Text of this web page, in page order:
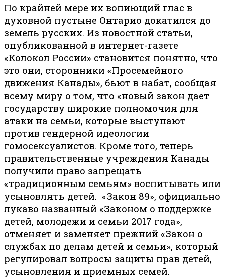
По крайней мере их вопиющий глас в
духовной пустыне Онтарио докатился до
земель русских. Из новостной статьи,
опубликованной в интернет-газете
«Колокол России» становится понятно, что
это они, сторонники «Просемейного
движения Канады», бьют в набат, сообщая
всему миру о том, что «новый закон дает
государству широкие полномочия для
атаки на семьи, которые выступают
против гендерной идеологии
гомосексуалистов. Кроме того, теперь
правительственные учреждения Канады
получили право запрещать
«традиционным семьям» воспитывать или
усыновлять детей. «Закон 89», официально
лукаво названный «Законом о поддержке
детей, молодежи и семьи 2017 года»,
отменяет и заменяет прежний «Закон о
службах по делам детей и семьи», который
регулировал вопросы защиты прав детей,
усыновления и приемных семей.